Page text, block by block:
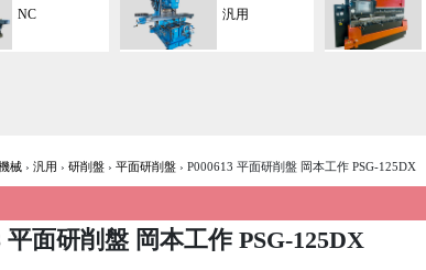
NC 汎用
械 › 汎用 › 研削盤 › 平面研削盤 › P000613 平面研削盤 岡本工作 PSG-125DX
平面研削盤 岡本工作 PSG-125DX